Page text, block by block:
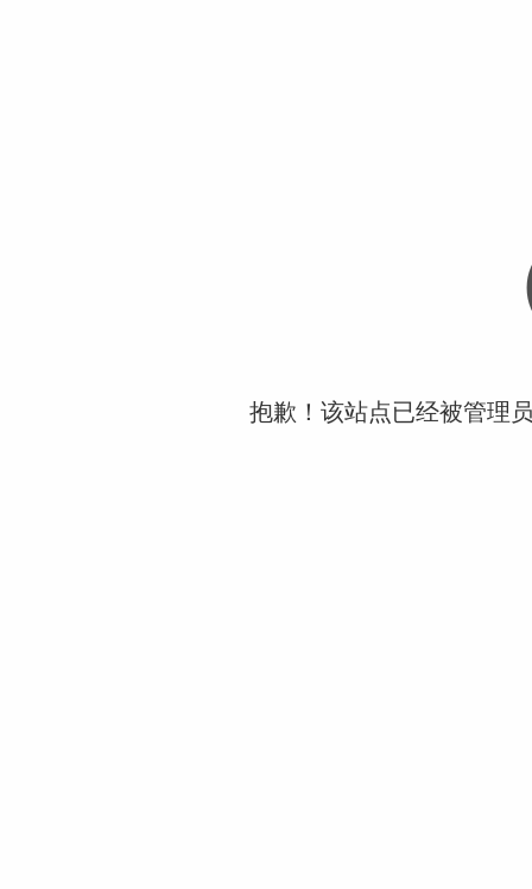
抱歉！该站点已经被管理